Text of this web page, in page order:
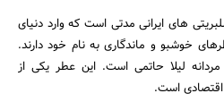
های ایرانی مدتی است که وارد دنیای
خوشبو و ماندگاری به نام خود دارند.
لیلا حاتمی است. این عطر یکی از
است.